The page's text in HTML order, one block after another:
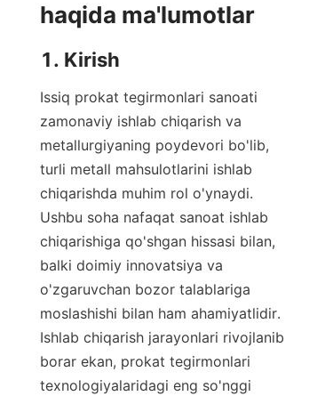
haqida ma'lumotlar
1. Kirish
Issiq prokat tegirmonlari sanoati
zamonaviy ishlab chiqarish va
metallurgiyaning poydevori bo'lib,
turli metall mahsulotlarini ishlab
chiqarishda muhim rol o'ynaydi.
Ushbu soha nafaqat sanoat ishlab
chiqarishiga qo'shgan hissasi bilan,
balki doimiy innovatsiya va
o'zgaruvchan bozor talablariga
moslashishi bilan ham ahamiyatlidir.
Ishlab chiqarish jarayonlari rivojlanib
borar ekan, prokat tegirmonlari
texnologiyalaridagi eng so'nggi